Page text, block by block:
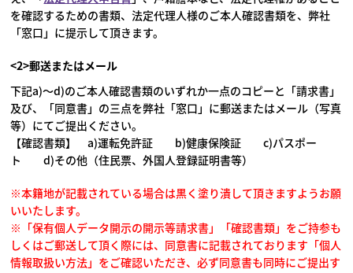
を確認するための書類、法定代理人様のご本人確認書類を、弊社
「窓口」に提示して頂きます。
<2>郵送またはメール
下記a)～d)のご本人確認書類のいずれか一点のコピーと「請求書」
及び、「同意書」の三点を弊社「窓口」に郵送またはメール（写真
等）にてご提出ください。
【確認書類】 a)運転免許証 b)健康保険証 c)パスポー
ト d)その他（住民票、外国人登録証明書等）
※本籍地が記載されている場合は黒く塗り潰して頂きますようお願
いいたします。
※「保有個人データ開示の開示等請求書」「確認書類」をご持参も
しくはご郵送して頂く際には、同意書に記載されております「個人
情報取扱い方法」をご確認いただき、必ず同意書も同時にご提出す